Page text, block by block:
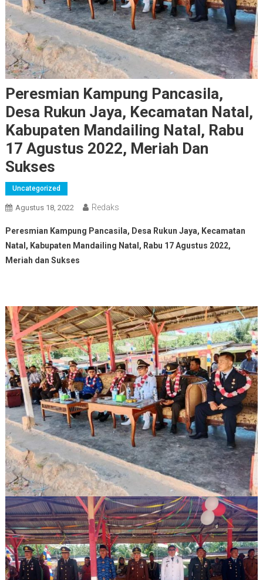
Peresmian Kampung Pancasila,
Desa Rukun Jaya, Kecamatan Natal,
Kabupaten Mandailing Natal, Rabu
17 Agustus 2022, Meriah Dan
Sukses
Uncategorized
Agustus 18, 2022 Redaks
Peresmian Kampung Pancasila, Desa Rukun Jaya, Kecamatan
Natal, Kabupaten Mandailing Natal, Rabu 17 Agustus 2022,
Meriah dan Sukses